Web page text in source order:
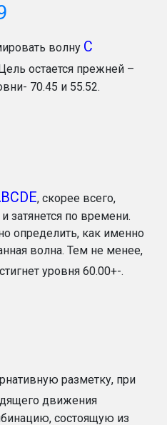
волну C
остается прежней –
70.45 и 55.52.
, скорее всего,
по времени.
определить, как именно
волна. Тем не менее,
уровня 60.00+-.
разметку, при
движения
состоящую из